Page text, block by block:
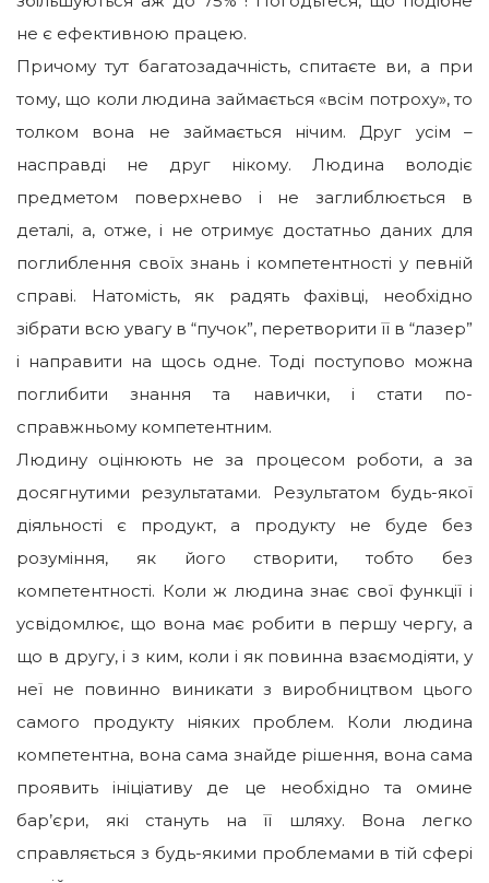
не є ефективною працею.
Причому тут багатозадачність, спитаєте ви, а при
тому, що коли людина займається «всім потроху», то
толком вона не займається нічим. Друг усім –
насправді не друг нікому. Людина володіє
предметом поверхнево і не заглиблюється в
деталі, а, отже, і не отримує достатньо даних для
поглиблення своїх знань і компетентності у певній
справі. Натомість, як радять фахівці, необхідно
зібрати всю увагу в “пучок”, перетворити її в “лазер”
і направити на щось одне. Тоді поступово можна
поглибити знання та навички, і стати по-
справжньому компетентним.
Людину оцінюють не за процесом роботи, а за
досягнутими результатами. Результатом будь-якої
діяльності є продукт, а продукту не буде без
розуміння, як його створити, тобто без
компетентності. Коли ж людина знає свої функції і
усвідомлює, що вона має робити в першу чергу, а
що в другу, і з ким, коли і як повинна взаємодіяти, у
неї не повинно виникати з виробництвом цього
самого продукту ніяких проблем. Коли людина
компетентна, вона сама знайде рішення, вона сама
проявить ініціативу де це необхідно та омине
бар’єри, які стануть на її шляху. Вона легко
справляється з будь-якими проблемами в тій сфері